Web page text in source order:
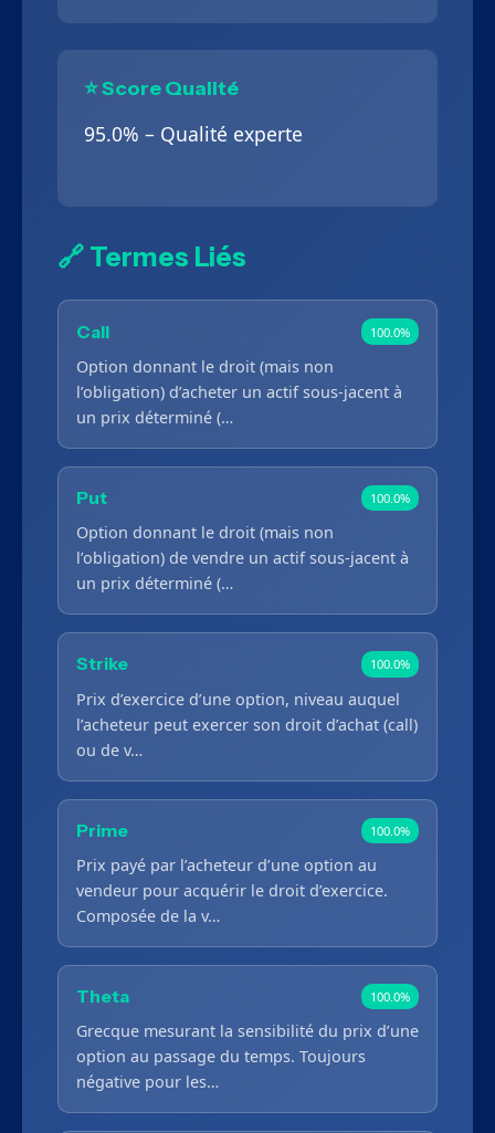
⭐ Score Qualité
95.0% – Qualité experte
🔗 Termes Liés
Call 100.0%
Option donnant le droit (mais non
l’obligation) d’acheter un actif sous-jacent à
un prix déterminé (…
Put 100.0%
Option donnant le droit (mais non
l’obligation) de vendre un actif sous-jacent à
un prix déterminé (…
Strike 100.0%
Prix d’exercice d’une option, niveau auquel
l’acheteur peut exercer son droit d’achat (call)
ou de v…
Prime 100.0%
Prix payé par l’acheteur d’une option au
vendeur pour acquérir le droit d’exercice.
Composée de la v…
Theta 100.0%
Grecque mesurant la sensibilité du prix d’une
option au passage du temps. Toujours
négative pour les…